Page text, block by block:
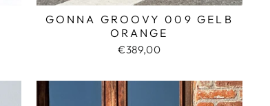
GONNA GROOVY 009 GELB
ORANGE
€389,00